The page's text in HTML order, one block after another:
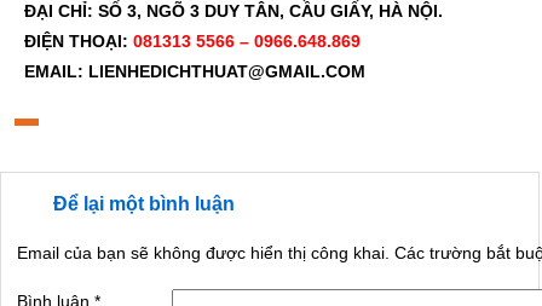
ĐẠI CHỈ: SỐ 3, NGÕ 3 DUY TÂN, CẦU GIẤY, HÀ NỘI.
ĐIỆN THOẠI: 081313 5566 – 0966.648.869
EMAIL: LIENHEDICHTHUAT@GMAIL.COM
Để lại một bình luận
Email của bạn sẽ không được hiển thị công khai. Các trường bắt
Bình luận*